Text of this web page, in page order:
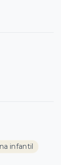
infantil